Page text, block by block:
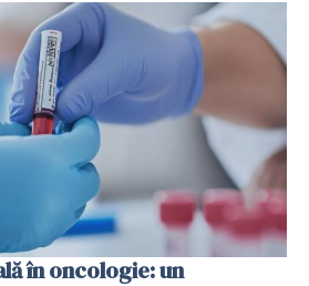
în oncologie: un